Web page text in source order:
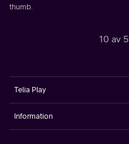
thumb.
10 av
Telia Play
Information